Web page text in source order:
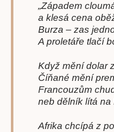
„Západem
a klesá cena
Burza – zas
A proletáře tlačí
Když mění dolar
Číňané mění
Francouzům
neb dělník lítá na
Afrika chcípá z